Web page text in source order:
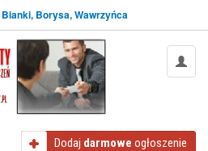
Bianki, Borysa, Wawrzyńca
Dodaj darmowe ogłoszenie